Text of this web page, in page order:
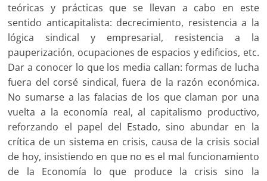
teóricas y prácticas que se llevan a cabo en este
sentido anticapitalista: decrecimiento, resistencia a la
lógica sindical y empresarial, resistencia a la
pauperización, ocupaciones de espacios y edificios, etc.
Dar a conocer lo que los media callan: formas de lucha
fuera del corsé sindical, fuera de la razón económica.
No sumarse a las falacias de los que claman por una
vuelta a la economía real, al capitalismo productivo,
reforzando el papel del Estado, sino abundar en la
crítica de un sistema en crisis, causa de la crisis social
de hoy, insistiendo en que no es el mal funcionamiento
de la Economía lo que produce la crisis sino la